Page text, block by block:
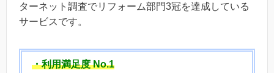
ターネット調査でリフォーム部門3冠を達成している
サービスです。
・利用満足度 No.1